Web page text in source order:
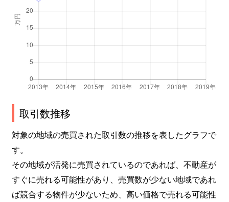
取引数推移
対象の地域の売買された取引数の推移を表したグラフで
す。
その地域が活発に売買されているのであれば、不動産が
すぐに売れる可能性があり、売買数が少ない地域であれ
ば競合する物件が少ないため、高い価格で売れる可能性